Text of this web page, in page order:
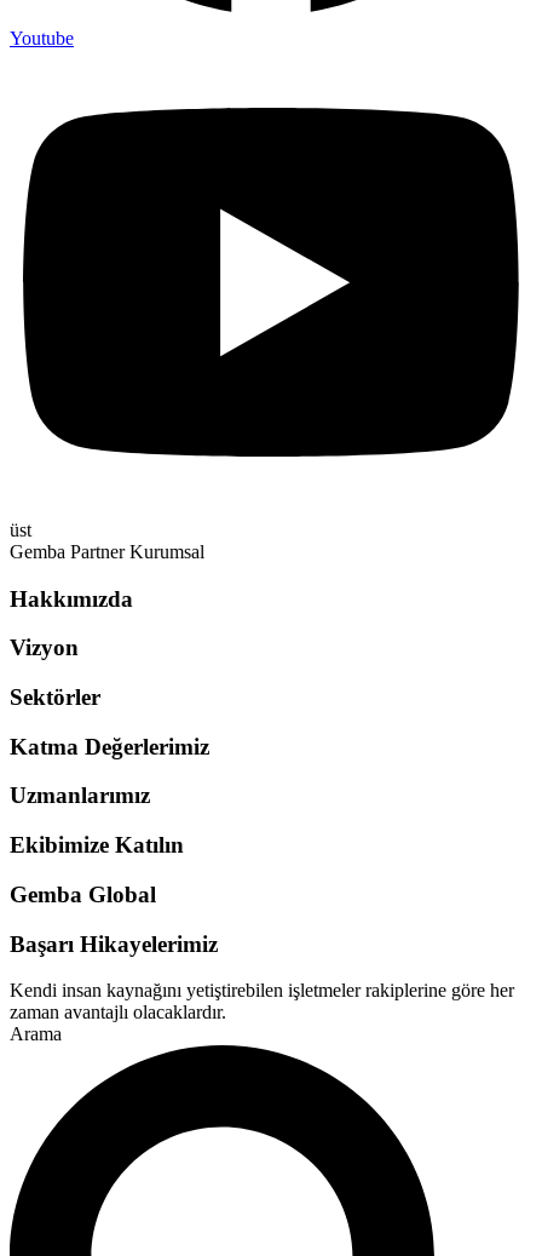
Youtube
üst
Gemba Partner Kurumsal
Hakkımızda
Vizyon
Sektörler
Katma Değerlerimiz
Uzmanlarımız
Ekibimize Katılın
Gemba Global
Başarı Hikayelerimiz
Kendi insan kaynağını yetiştirebilen işletmeler rakiplerine göre her
zaman avantajlı olacaklardır.
Arama